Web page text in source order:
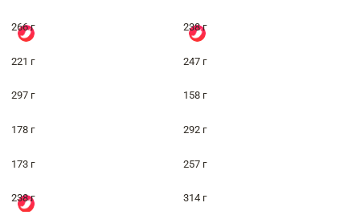
266 г 238 г
221 г 247 г
297 г 158 г
178 г 292 г
173 г 257 г
238 г 314 г